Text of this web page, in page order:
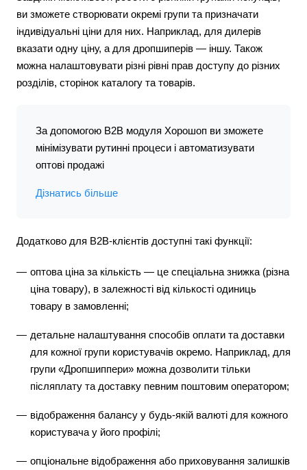
ви зможете створювати окремі групи та призначати
індивідуальні ціни для них. Наприклад, для дилерів
вказати одну ціну, а для дропшиперів — іншу. Також
можна налаштовувати різні рівні прав доступу до різних
розділів, сторінок каталогу та товарів.
За допомогою B2B модуля Хорошоп ви зможете
мінімізувати рутинні процеси і автоматизувати
оптові продажі
Дізнатись більше
Додатково для В2В-клієнтів доступні такі функції:
оптова ціна за кількість — це спеціальна знижка (різна
ціна товару), в залежності від кількості одиниць
товару в замовленні;
детальне налаштування способів оплати та доставки
для кожної групи користувачів окремо. Наприклад, для
групи «Дропшиппери» можна дозволити тільки
післяплату та доставку певним поштовим оператором;
відображення балансу у будь-якій валюті для кожного
користувача у його профілі;
опціональне відображення або приховування залишків